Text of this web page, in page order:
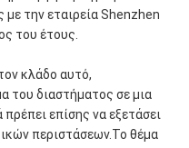
με την εταιρεία Shenzhen
του έτους.
κλάδο αυτό,
του διαστήματος σε μια
επίσης να εξετάσει
περιστάσεων.Το θέμα